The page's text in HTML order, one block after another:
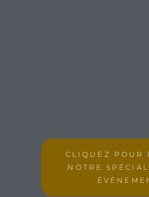
CLIQUEZ POUR
NOTRE